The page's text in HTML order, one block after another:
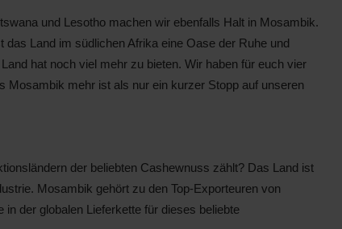
und Lesotho machen wir ebenfalls Halt in Mosambik.
Land im südlichen Afrika eine Oase der Ruhe und
hat noch viel mehr zu bieten. Wir haben für euch vier
Mosambik mehr ist als nur ein kurzer Stopp auf unseren
der beliebten Cashewnuss zählt? Das Land ist
Mosambik gehört zu den Top-Exporteuren von
der globalen Lieferkette für dieses beliebte